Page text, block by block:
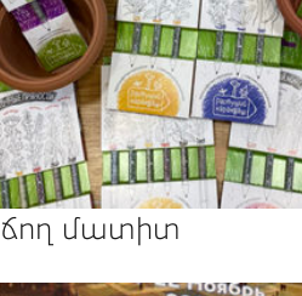
մատիտ